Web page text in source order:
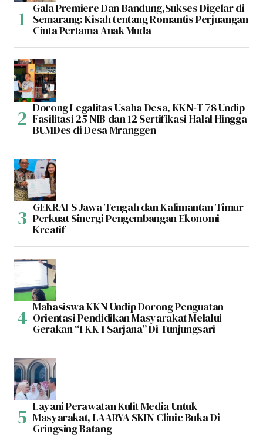
Gala Premiere Dan Bandung,Sukses Digelar di
Semarang: Kisah tentang Romantis Perjuangan
Cinta Pertama Anak Muda
Dorong Legalitas Usaha Desa, KKN-T 78 Undip
Fasilitasi 25 NIB dan 12 Sertifikasi Halal Hingga
BUMDes di Desa Mranggen
GEKRAFS Jawa Tengah dan Kalimantan Timur
Perkuat Sinergi Pengembangan Ekonomi
Kreatif
Mahasiswa KKN Undip Dorong Penguatan
Orientasi Pendidikan Masyarakat Melalui
Gerakan “1 KK 1 Sarjana” Di Tunjungsari
Layani Perawatan Kulit Media Untuk
Masyarakat, LAARYA SKIN Clinic Buka Di
Gringsing Batang